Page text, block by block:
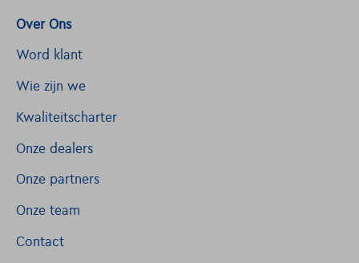
Over Ons
Word klant
Wie zijn we
Kwaliteitscharter
Onze dealers
Onze partners
Onze team
Contact